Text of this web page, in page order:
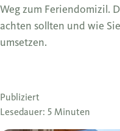
Weg zum Feriendomizil.
achten sollten und wie
umsetzen.
Publiziert
Lesedauer: 5 Minuten